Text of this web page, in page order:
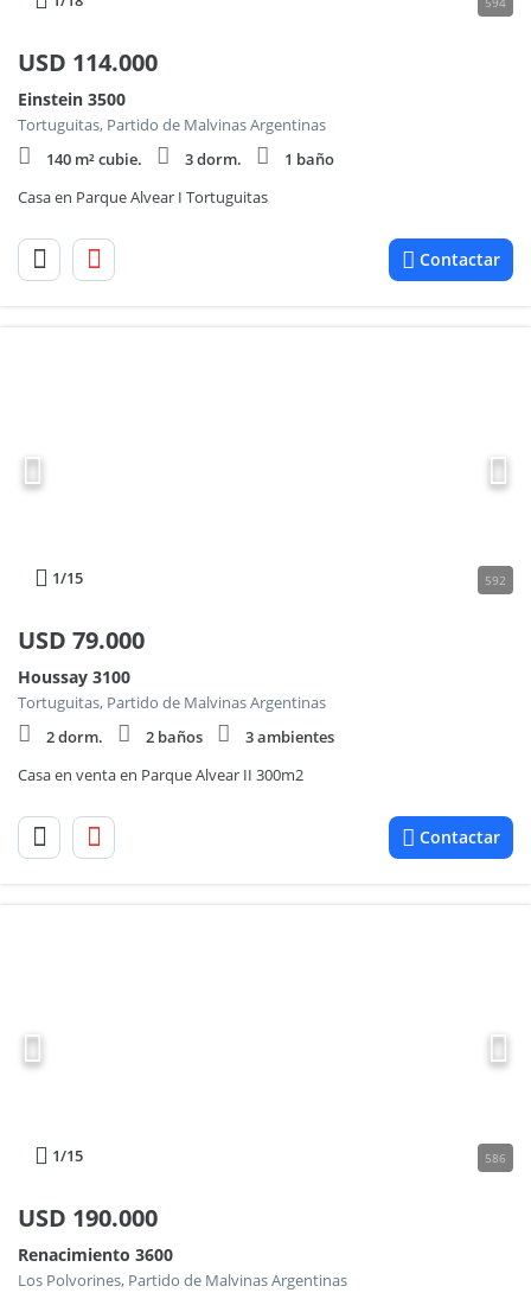
USD 114.000
Einstein 3500
Tortuguitas, Partido de Malvinas Argentinas
140 m² cubie.
3 dorm.
1 baño
Casa en Parque Alvear I Tortuguitas
Contactar
1/15 592
USD 79.000
Houssay 3100
Tortuguitas, Partido de Malvinas Argentinas
2 dorm.
2 baños
3 ambientes
Casa en venta en Parque Alvear II 300m2
Contactar
1/15 586
USD 190.000
Renacimiento 3600
Los Polvorines, Partido de Malvinas Argentinas